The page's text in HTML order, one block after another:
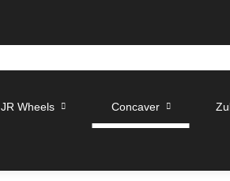
JR Wheels Concaver